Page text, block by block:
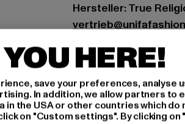
Hersteller: True
HERE!
save your preferences, analyse
In addition, we allow partners to
the USA or other countries which do
on "Custom settings". By clicking